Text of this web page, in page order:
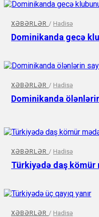
XƏBƏRLƏR / Hadisə
Dominikanda gecə
XƏBƏRLƏR / Hadisə
Dominikanda
XƏBƏRLƏR / Hadisə
Türkiyədə daş kömür
XƏBƏRLƏR / Hadisə